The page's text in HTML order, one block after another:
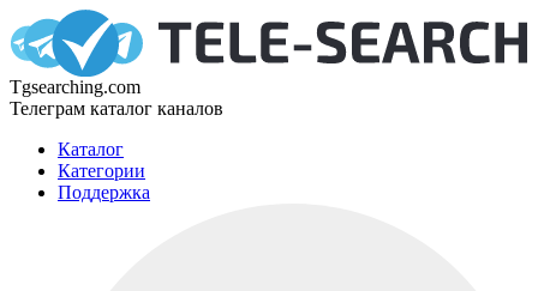
Tgsearching.com
Телеграм каталог каналов
Каталог
Категории
Поддержка